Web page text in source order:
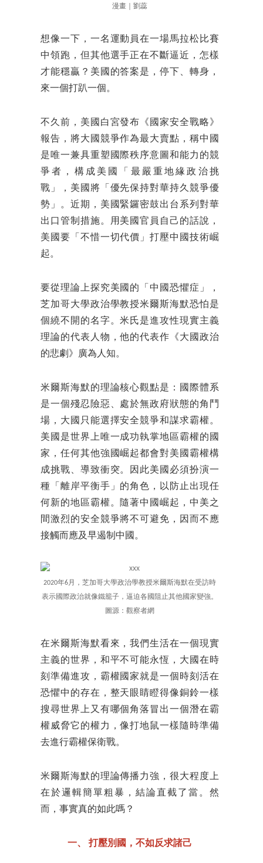
漫畫｜劉蕊
想像一下，一名運動員在一場馬拉松比賽
中領跑，但其他選手正在不斷逼近，怎樣
才能穩贏？美國的答案是，停下、轉身，
來一個打趴一個。
不久前，美國白宮發布《國家安全戰略》
報告，將大國競爭作為最大賣點，稱中國
是唯一兼具重塑國際秩序意圖和能力的競
爭者，構成美國「最嚴重地緣政治挑
戰」，美國將「優先保持對華持久競爭優
勢」。近期，美國緊鑼密鼓出台系列對華
出口管制措施。用美國官員自己的話說，
美國要「不惜一切代價」打壓中國技術崛
起。
要從理論上探究美國的「中國恐懼症」，
芝加哥大學政治學教授米爾斯海默恐怕是
個繞不開的名字。米氏是進攻性現實主義
理論的代表人物，他的代表作《大國政治
的悲劇》廣為人知。
米爾斯海默的理論核心觀點是：國際體系
是一個殘忍險惡、處於無政府狀態的角鬥
場，大國只能選擇安全競爭和謀求霸權。
美國是世界上唯一成功執掌地區霸權的國
家，任何其他強國崛起都會對美國霸權構
成挑戰、導致衝突。因此美國必須扮演一
種「離岸平衡手」的角色，以防止出現任
何新的地區霸權。隨著中國崛起，中美之
間激烈的安全競爭將不可避免，因而不應
接觸而應及早遏制中國。
2020年6月，芝加哥大學政治學教授米爾斯海默在受訪時
表示國際政治就像鐵籠子，逼迫各國阻止其他國家變強。
圖源：觀察者網
在米爾斯海默看來，我們生活在一個現實
主義的世界，和平不可能永恆，大國在時
刻準備進攻，霸權國家就是一個時刻活在
恐懼中的存在，整天眼睛瞪得像銅鈴一樣
搜尋世界上又有哪個角落冒出一個潛在霸
權威脅它的權力，像打地鼠一樣隨時準備
去進行霸權保衛戰。
米爾斯海默的理論傳播力強，很大程度上
在於邏輯簡單粗暴，結論直截了當。然
而，事實真的如此嗎？
一、 打壓別國，不如反求諸己